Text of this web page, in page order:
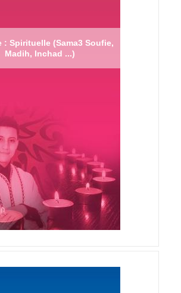
: Spirituelle (Sama3 Soufie,
Madih, Inchad ...)